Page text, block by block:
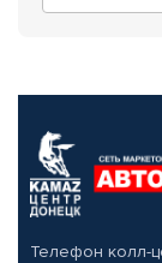
Телефон колл-